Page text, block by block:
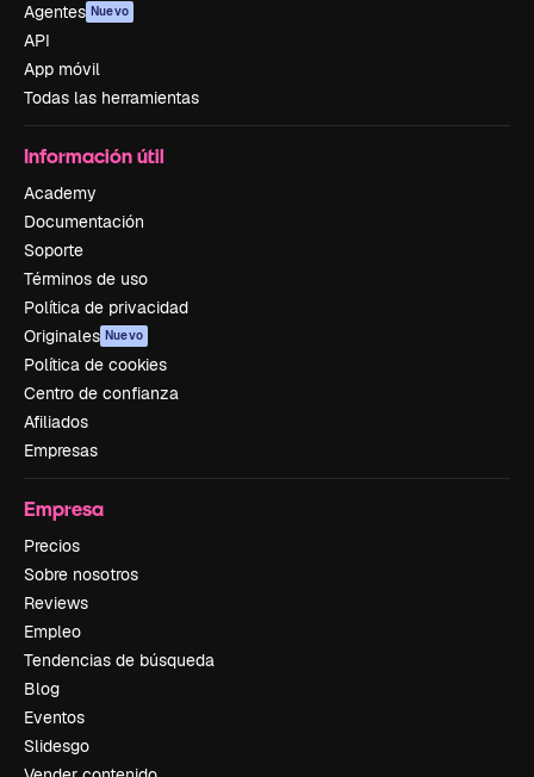
Agentes Nuevo
API
App móvil
Todas las herramientas
Información útil
Academy
Documentación
Soporte
Términos de uso
Política de privacidad
Originales Nuevo
Política de cookies
Centro de confianza
Afiliados
Empresas
Empresa
Precios
Sobre nosotros
Reviews
Empleo
Tendencias de búsqueda
Blog
Eventos
Slidesgo